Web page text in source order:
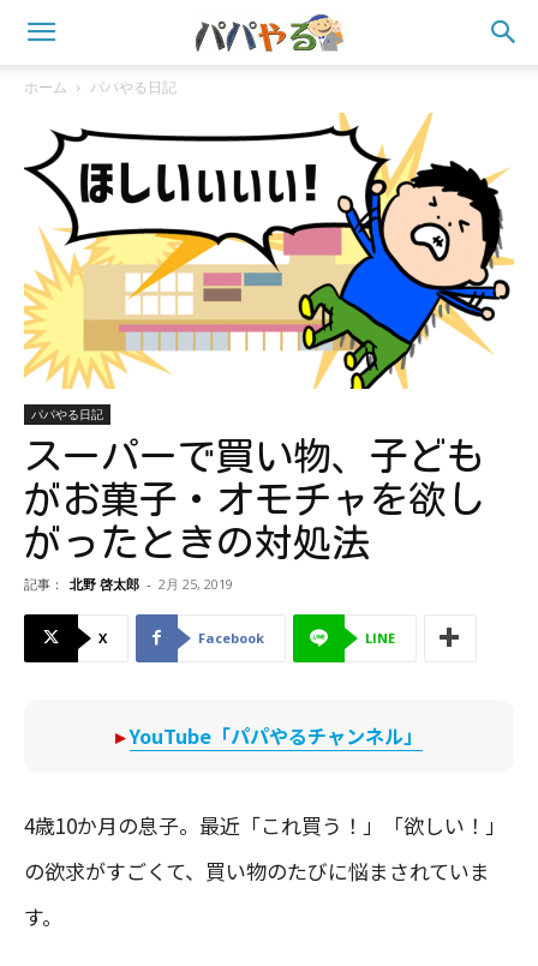
ホーム パパやる日記
パパやる日記
スーパーで買い物、子ども
がお菓子・オモチャを欲し
がったときの対処法
記事： 北野 啓太郎 - 2月 25, 2019
X Facebook LINE
▸YouTube「パパやるチャンネル」
4歳10か月の息子。最近「これ買う！」「欲しい！」
の欲求がすごくて、買い物のたびに悩まされていま
す。